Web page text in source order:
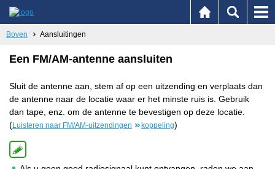
Boven Aansluitingen
Een FM/AM-antenne aansluiten
Sluit de antenne aan, stem af op een uitzending en verplaats dan
de antenne naar de locatie waar er het minste ruis is. Gebruik
dan tape, enz. om de antenne te bevestigen op deze locatie.
(Luisteren naar FM/AM-uitzendingen koppeling)